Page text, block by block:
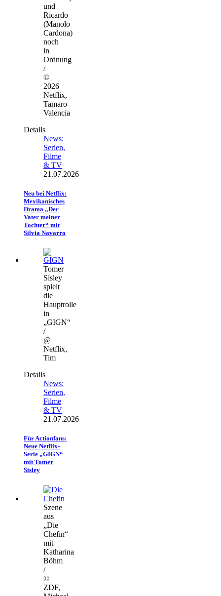
und
Ricardo
(Manolo
Cardona)
noch
in
Ordnung
/
©
2026
Netflix,
Tamaro
Valencia
Details
News:
Serien,
Filme
& TV
21.07.2026
Neu bei Netflix:
Mexikanisches
Drama „Der
Vater meiner
Tochter“ mit
Silvia Navarro
Tomer
Sisley
spielt
die
Hauptrolle
in
„GIGN“
/
@
Netflix,
Tim
Details
News:
Serien,
Filme
& TV
21.07.2026
Für Actionfans:
Neue Netflix-
Serie „GIGN“
mit Tomer
Sisley
Szene
aus
„Die
Chefin“
mit
Katharina
Böhm
/
©
ZDF,